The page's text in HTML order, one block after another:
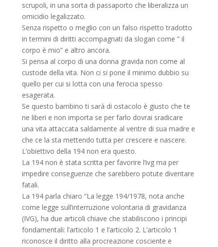
scrupoli, in una sorta di passaporto che liberalizza un
omicidio legalizzato.
Senza rispetto o meglio con un falso rispetto tradotto
in termini di diritti accompagnati da slogan come ” il
corpo è mio” e altro ancora.
Si pensa al corpo di una donna gravida non come al
custode della vita. Non ci si pone il minimo dubbio su
quello per cui si lotta con una ferocia spesso
esagerata.
Se questo bambino ti sarà di ostacolo è giusto che te
ne liberi e non importa se per farlo dovrai sradicare
una vita attaccata saldamente al ventre di sua madre e
che ce la sta mettendo tutta per crescere e nascere.
L’obiettivo della 194 non era questo.
La 194 non è stata scritta per favorire l’ivg ma per
impedire conseguenze che sarebbero potute diventare
fatali.
La 194 parla chiaro “La legge 194/1978, nota anche
come legge sull’interruzione volontaria di gravidanza
(IVG), ha due articoli chiave che stabiliscono i principi
fondamentali: l’articolo 1 e l’articolo 2. L’articolo 1
riconosce il diritto alla procreazione cosciente e